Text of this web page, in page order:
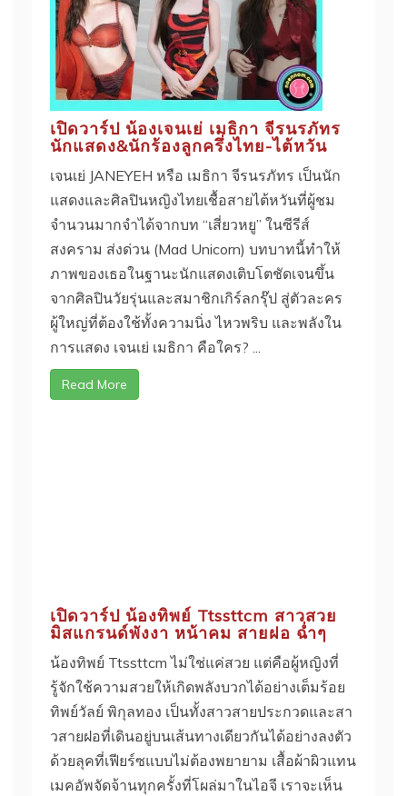
เปิดวาร์ป น้องเจนเย่ เมธิกา จีรนรภัทร
นักแสดง&นักร้องลูกครึ่งไทย-ไต้หวัน
เจนเย่ JANEYEH หรือ เมธิกา จีรนรภัทร เป็นนัก
แสดงและศิลปินหญิงไทยเชื้อสายไต้หวันที่ผู้ชม
จำนวนมากจำได้จากบท “เสี่ยวหยู” ในซีรีส์
สงคราม ส่งด่วน (Mad Unicorn) บทบาทนี้ทำให้
ภาพของเธอในฐานะนักแสดงเติบโตชัดเจนขึ้น
จากศิลปินวัยรุ่นและสมาชิกเกิร์ลกรุ๊ป สู่ตัวละคร
ผู้ใหญ่ที่ต้องใช้ทั้งความนิ่ง ไหวพริบ และพลังใน
การแสดง เจนเย่ เมธิกา คือใคร? ...
Read More
เปิดวาร์ป น้องทิพย์ Ttssttcm สาวสวย
มิสแกรนด์พังงา หน้าคม สายฝอ ฉ่ำๆ
น้องทิพย์ Ttssttcm ไม่ใช่แค่สวย แต่คือผู้หญิงที่
รู้จักใช้ความสวยให้เกิดพลังบวกได้อย่างเต็มร้อย
ทิพย์วัลย์ พิกุลทอง เป็นทั้งสาวสายประกวดและสา
วสายฝอที่เดินอยู่บนเส้นทางเดียวกันได้อย่างลงตัว
ด้วยลุคที่เฟียร์ซแบบไม่ต้องพยายาม เสื้อผ้าผิวแทน
เมคอัพจัดจ้านทุกครั้งที่โผล่มาในไอจี เราจะเห็น